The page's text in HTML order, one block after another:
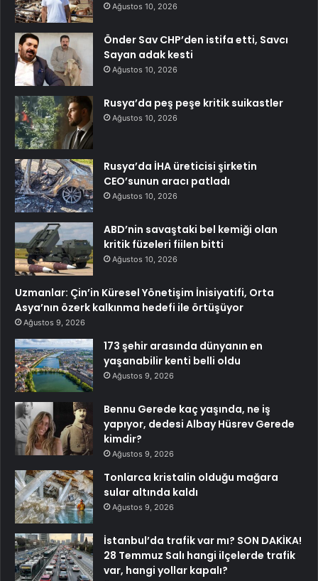
Ağustos 10, 2026
Önder Sav CHP’den istifa etti, Savcı
Sayan adak kesti
Ağustos 10, 2026
Rusya’da peş peşe kritik suikastler
Ağustos 10, 2026
Rusya’da İHA üreticisi şirketin
CEO’sunun aracı patladı
Ağustos 10, 2026
ABD’nin savaştaki bel kemiği olan
kritik füzeleri fiilen bitti
Ağustos 10, 2026
Uzmanlar: Çin’in Küresel Yönetişim İnisiyatifi, Orta
Asya’nın özerk kalkınma hedefi ile örtüşüyor
Ağustos 9, 2026
173 şehir arasında dünyanın en
yaşanabilir kenti belli oldu
Ağustos 9, 2026
Bennu Gerede kaç yaşında, ne iş
yapıyor, dedesi Albay Hüsrev Gerede
kimdir?
Ağustos 9, 2026
Tonlarca kristalin olduğu mağara
sular altında kaldı
Ağustos 9, 2026
İstanbul’da trafik var mı? SON DAKİKA!
28 Temmuz Salı hangi ilçelerde trafik
var, hangi yollar kapalı?